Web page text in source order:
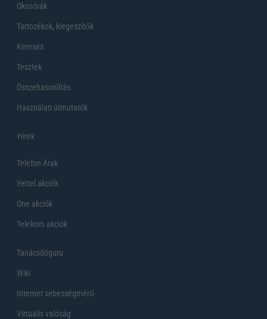
Okosórák
Tartozékok, kiegeszítők
Keresés
Tesztek
Összehasonlítás
Használati útmutatók
Hirek
Telefon Árak
Yettel akciók
One akciók
Telekom akciók
Tanácsdóguru
Wiki
Internet sebességmérő
Virtuális valóság